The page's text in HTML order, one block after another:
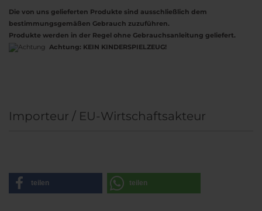
Die von uns gelieferten Produkte sind ausschließlich dem
bestimmungsgemäßen Gebrauch zuzuführen.
Produkte werden in der Regel ohne Gebrauchsanleitung geliefert.
Achtung: KEIN KINDERSPIELZEUG!
Importeur / EU-Wirtschaftsakteur
teilen teilen